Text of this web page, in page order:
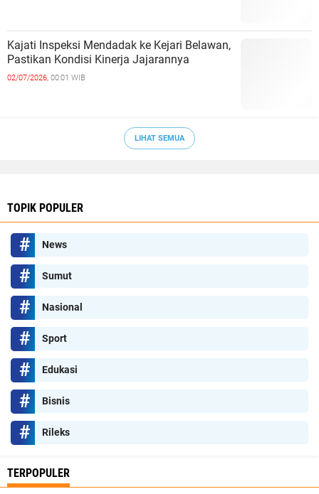
Kajati Inspeksi Mendadak ke Kejari Belawan,
Pastikan Kondisi Kinerja Jajarannya
02/07/2026, 00:01 WIB
LIHAT SEMUA
TOPIK POPULER
News
Sumut
Nasional
Sport
Edukasi
Bisnis
Rileks
TERPOPULER